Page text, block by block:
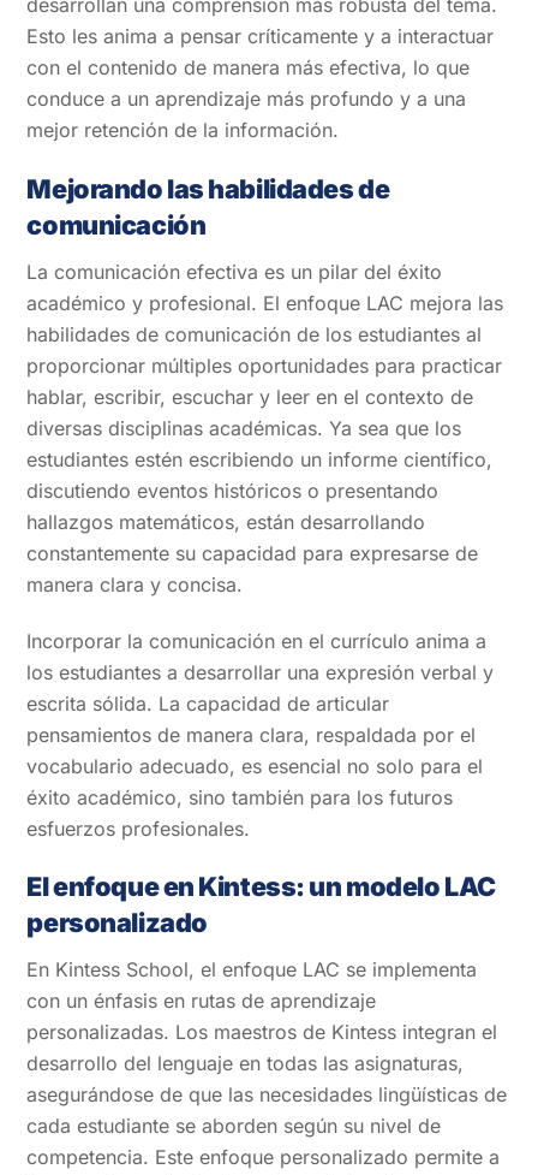
desarrollan una comprensión más robusta del tema.
Esto les anima a pensar críticamente y a interactuar
con el contenido de manera más efectiva, lo que
conduce a un aprendizaje más profundo y a una
mejor retención de la información.
Mejorando las habilidades de
comunicación
La comunicación efectiva es un pilar del éxito
académico y profesional. El enfoque LAC mejora las
habilidades de comunicación de los estudiantes al
proporcionar múltiples oportunidades para practicar
hablar, escribir, escuchar y leer en el contexto de
diversas disciplinas académicas. Ya sea que los
estudiantes estén escribiendo un informe científico,
discutiendo eventos históricos o presentando
hallazgos matemáticos, están desarrollando
constantemente su capacidad para expresarse de
manera clara y concisa.
Incorporar la comunicación en el currículo anima a
los estudiantes a desarrollar una expresión verbal y
escrita sólida. La capacidad de articular
pensamientos de manera clara, respaldada por el
vocabulario adecuado, es esencial no solo para el
éxito académico, sino también para los futuros
esfuerzos profesionales.
El enfoque en Kintess: un modelo LAC
personalizado
En Kintess School, el enfoque LAC se implementa
con un énfasis en rutas de aprendizaje
personalizadas. Los maestros de Kintess integran el
desarrollo del lenguaje en todas las asignaturas,
asegurándose de que las necesidades lingüísticas de
cada estudiante se aborden según su nivel de
competencia. Este enfoque personalizado permite a